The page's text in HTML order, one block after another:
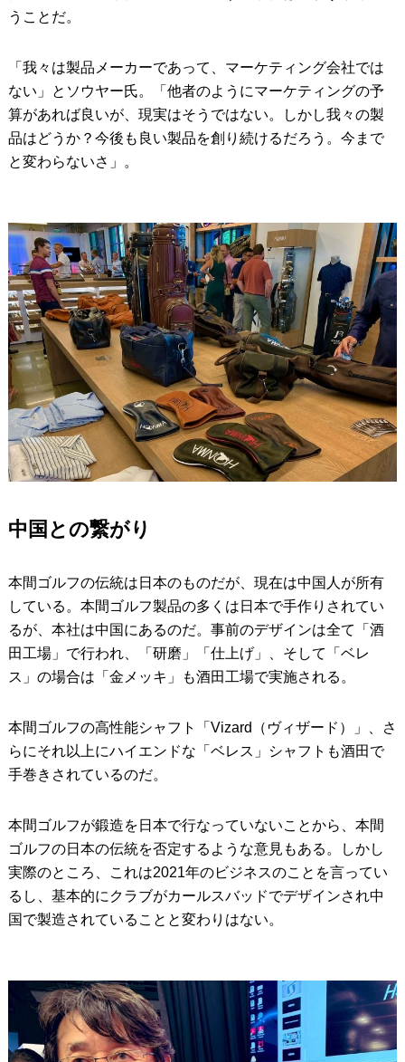
うことだ。
「我々は製品メーカーであって、マーケティング会社では
ない」とソウヤー氏。「他者のようにマーケティングの予
算があれば良いが、現実はそうではない。しかし我々の製
品はどうか？今後も良い製品を創り続けるだろう。今まで
と変わらないさ」。
中国との繋がり
本間ゴルフの伝統は日本のものだが、現在は中国人が所有
している。本間ゴルフ製品の多くは日本で手作りされてい
るが、本社は中国にあるのだ。事前のデザインは全て「酒
田工場」で行われ、「研磨」「仕上げ」、そして「ベレ
ス」の場合は「金メッキ」も酒田工場で実施される。
本間ゴルフの高性能シャフト「Vizard（ヴィザード）」、さ
らにそれ以上にハイエンドな「ベレス」シャフトも酒田で
手巻きされているのだ。
本間ゴルフが鍛造を日本で行なっていないことから、本間
ゴルフの日本の伝統を否定するような意見もある。しかし
実際のところ、これは2021年のビジネスのことを言ってい
るし、基本的にクラブがカールスバッドでデザインされ中
国で製造されていることと変わりはない。